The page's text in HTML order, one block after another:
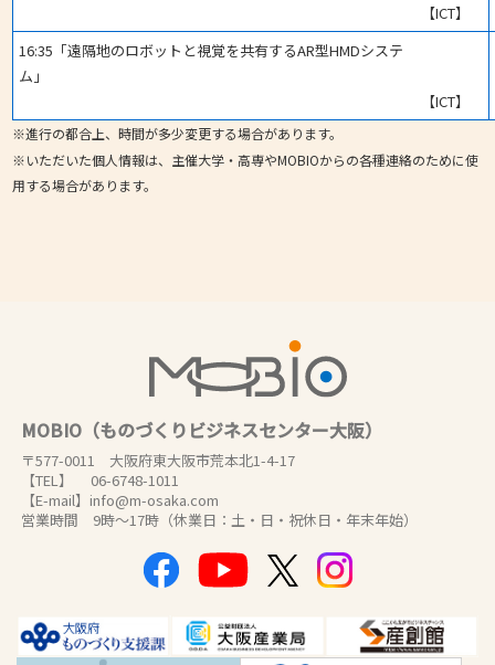
【ICT】
16:35「遠隔地のロボットと視覚を共有するAR型HMDシステ
ム」
【ICT】
※進行の都合上、時間が多少変更する場合があります。
※いただいた個人情報は、主催大学・高専やMOBIOからの各種連絡のために使
用する場合があります。
MOBIO（ものづくりビジネスセンター大阪）
〒577-0011 大阪府東大阪市荒本北1-4-17
【TEL】 06-6748-1011
【E-mail】info@m-osaka.com
営業時間 9時～17時（休業日：土・日・祝休日・年末年始）